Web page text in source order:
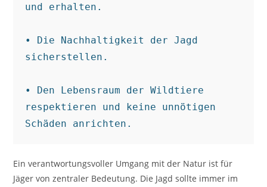
und erhalten.
• Die Nachhaltigkeit der Jagd
sicherstellen.
• Den Lebensraum der Wildtiere
respektieren und keine unnötigen
Schäden anrichten.
Ein verantwortungsvoller Umgang mit der Natur ist für
Jäger von zentraler Bedeutung. Die Jagd sollte immer im